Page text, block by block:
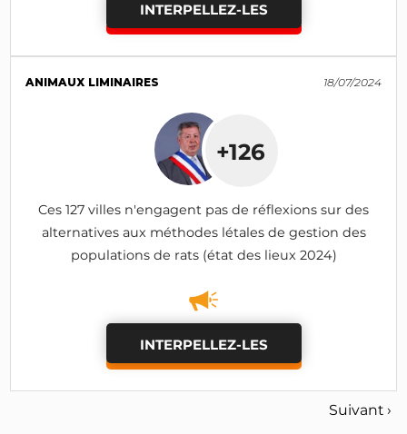
INTERPELLEZ-LES
ANIMAUX LIMINAIRES 18/07/2024
+126
Ces 127 villes n'engagent pas de réflexions sur des
alternatives aux méthodes létales de gestion des
populations de rats (état des lieux 2024)
INTERPELLEZ-LES
Suivant ›